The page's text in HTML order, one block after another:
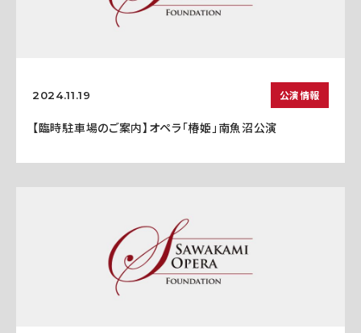
2024.11.19 公演情報
【臨時駐車場のご案内】オペラ「椿姫」南魚沼公演